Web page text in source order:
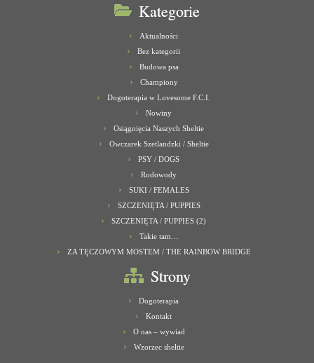
Kategorie
Aktualności
Bez kategorii
Budowa psa
Championy
Dogoterapia w Lovesome F.C.I.
Nowiny
Osiągnięcia Naszych Sheltie
Owczarek Szetlandzki / Sheltie
PSY / DOGS
Rodowody
SUKI / FEMALES
SZCZENIĘTA / PUPPIES
SZCZENIĘTA / PUPPIES (2)
Takie tam…
ZA TĘCZOWYM MOSTEM / THE RAINBOW BRIDGE
Strony
Dogoterapia
Kontakt
O nas – wywiad
Wzorzec sheltie